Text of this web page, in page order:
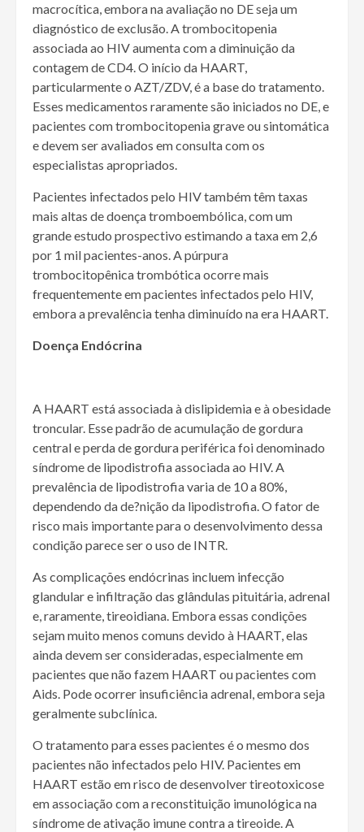
macrocítica, embora na avaliação no DE seja um
diagnóstico de exclusão. A trombocitopenia
associada ao HIV aumenta com a diminuição da
contagem de CD4. O início da HAART,
particularmente o AZT/ZDV, é a base do tratamento.
Esses medicamentos raramente são iniciados no DE, e
pacientes com trombocitopenia grave ou sintomática
e devem ser avaliados em consulta com os
especialistas apropriados.
Pacientes infectados pelo HIV também têm taxas
mais altas de doença tromboembólica, com um
grande estudo prospectivo estimando a taxa em 2,6
por 1 mil pacientes-anos. A púrpura
trombocitopênica trombótica ocorre mais
frequentemente em pacientes infectados pelo HIV,
embora a prevalência tenha diminuído na era HAART.
Doença Endócrina
A HAART está associada à dislipidemia e à obesidade
troncular. Esse padrão de acumulação de gordura
central e perda de gordura periférica foi denominado
síndrome de lipodistrofia associada ao HIV. A
prevalência de lipodistrofia varia de 10 a 80%,
dependendo da de?nição da lipodistrofia. O fator de
risco mais importante para o desenvolvimento dessa
condição parece ser o uso de INTR.
As complicações endócrinas incluem infecção
glandular e infiltração das glândulas pituitária, adrenal
e, raramente, tireoidiana. Embora essas condições
sejam muito menos comuns devido à HAART, elas
ainda devem ser consideradas, especialmente em
pacientes que não fazem HAART ou pacientes com
Aids. Pode ocorrer insuficiência adrenal, embora seja
geralmente subclínica.
O tratamento para esses pacientes é o mesmo dos
pacientes não infectados pelo HIV. Pacientes em
HAART estão em risco de desenvolver tireotoxicose
em associação com a reconstituição imunológica na
síndrome de ativação imune contra a tireoide. A